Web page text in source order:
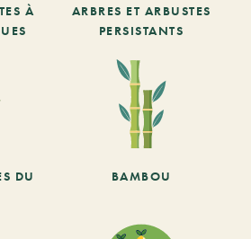
À
ARBRES ET ARBUSTES
PERSISTANTS
DU
BAMBOU